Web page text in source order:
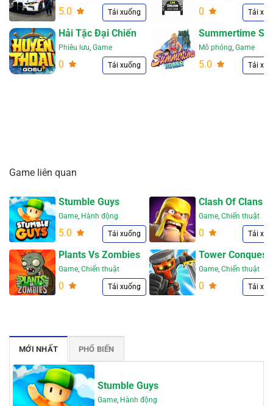
5.0 Tải xuống
Hải Tặc Đại Chiến
Phiêu lưu, Game
0 Tải xuống
0 Tải
Summertime
Mô phỏng, Game
5.0 Tải
Game liên quan
Stumble Guys
Game, Hành động
5.0 Tải xuống
Plants Vs Zombies
Game, Chiến thuật
0 Tải xuống
Clash Of Clans
Game, Chiến thuật
0 Tải
Tower Conquest
Game, Chiến thuật
0 Tải
MỚI NHẤT PHỔ BIẾN
Stumble Guys
Game, Hành động